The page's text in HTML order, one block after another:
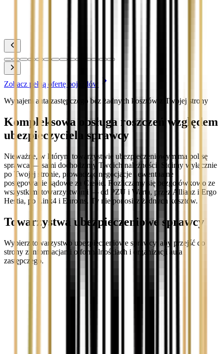
Zobacz pełną ofertę pojazdów
Wynajem auta zastępczego bez żadnych kosztów z Twojej strony
Kompleksowa obsługa roszczeń względem
ubezpieczyciela sprawcy
Nieważne, w którym towarzystwie ubezpieczeniowym ma polisę
sprawca — sami dochodzimy Twoich należności. Stoimy wyłącznie
po Twojej stronie, prowadząc negocjacje i ewentualne
postępowanie sądowe za Ciebie. Rozliczamy się bezgotówkowo ze
wszystkimi towarzystwami — od PZU i Warta, przez Allianz i Ergo
Hestia, po Link4 i Euroins. Ty nie ponosisz żadnych kosztów.
Towarzystwa ubezpieczeniowe sprawcy
Wybierz towarzystwo ubezpieczeniowe sprawcy, aby przejść do
strony z informacjami o formalnościach i organizacji auta
zastępczego.